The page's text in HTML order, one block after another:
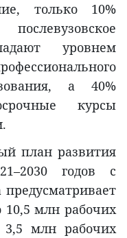
только 10%
уровнем
а 40%
курсы
план развития
годов с
предусматривает
10,5 млн рабочих
млн рабочих